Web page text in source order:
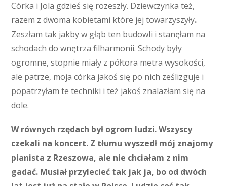
Córka i Jola gdzieś się rozeszły. Dziewczynka też,
razem z dwoma kobietami które jej towarzyszyły.
Zeszłam tak jakby w głąb ten budowli i stanęłam na
schodach do wnętrza filharmonii. Schody były
ogromne, stopnie miały z półtora metra wysokości,
ale patrze, moja córka jakoś się po nich ześlizguje i
popatrzyłam te techniki i też jakoś znalazłam się na
dole.
W równych rzędach był ogrom ludzi. Wszyscy
czekali na koncert. Z tłumu wyszedł mój znajomy
pianista z Rzeszowa, ale nie chciałam z nim
gadać. Musiał przylecieć tak jak ja, bo od dwóch